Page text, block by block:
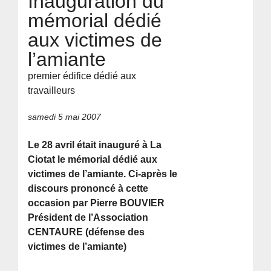
mémorial dédié
aux victimes de
l’amiante
premier édifice dédié aux
travailleurs
samedi 5 mai 2007
Le 28 avril était inauguré à La
Ciotat le mémorial dédié aux
victimes de l’amiante. Ci-après le
discours prononcé à cette
occasion par Pierre BOUVIER
Président de l’Association
CENTAURE (défense des
victimes de l’amiante)